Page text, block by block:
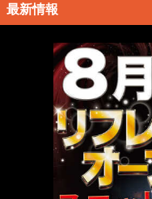
最新情報